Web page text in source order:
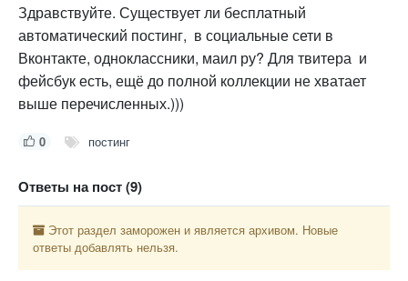
Здравствуйте. Существует ли бесплатный
автоматический постинг, в социальные сети в
Вконтакте, одноклассники, маил ру? Для твитера и
фейсбук есть, ещё до полной коллекции не хватает
выше перечисленных.)))
0 постинг
Ответы на пост (9)
Этот раздел заморожен и является архивом. Новые
ответы добавлять нельзя.